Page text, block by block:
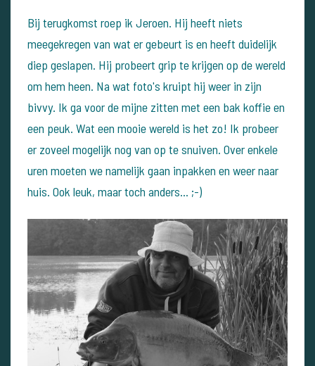
Bij terugkomst roep ik Jeroen. Hij heeft niets
meegekregen van wat er gebeurt is en heeft duidelijk
diep geslapen. Hij probeert grip te krijgen op de wereld
om hem heen. Na wat foto's kruipt hij weer in zijn
bivvy. Ik ga voor de mijne zitten met een bak koffie en
een peuk. Wat een mooie wereld is het zo! Ik probeer
er zoveel mogelijk nog van op te snuiven. Over enkele
uren moeten we namelijk gaan inpakken en weer naar
huis. Ook leuk, maar toch anders... ;-)